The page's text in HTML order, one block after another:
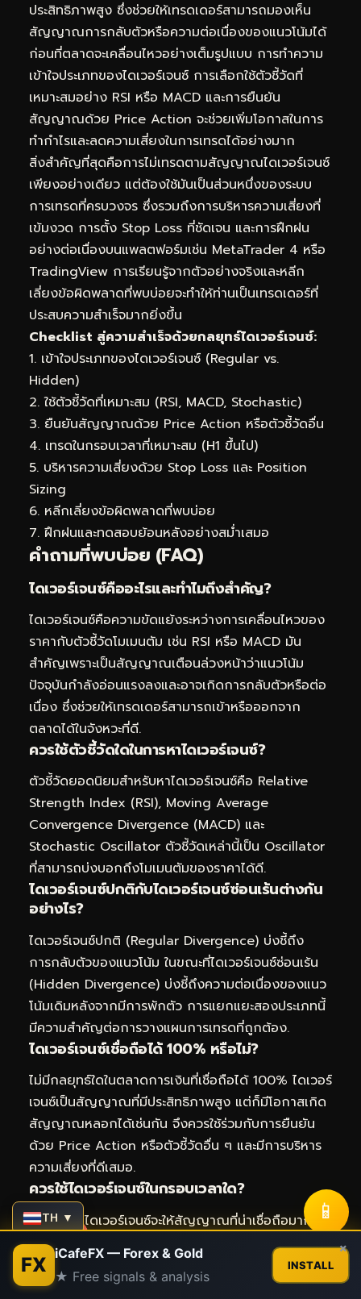
ประสิทธิภาพสูง ซึ่งช่วยให้เทรดเดอร์สามารถมองเห็น
สัญญาณการกลับตัวหรือความต่อเนื่องของแนวโน้มได้
ก่อนที่ตลาดจะเคลื่อนไหวอย่างเต็มรูปแบบ การทำความ
เข้าใจประเภทของไดเวอร์เจนซ์ การเลือกใช้ตัวชี้วัดที่
เหมาะสมอย่าง RSI หรือ MACD และการยืนยัน
สัญญาณด้วย Price Action จะช่วยเพิ่มโอกาสในการ
ทำกำไรและลดความเสี่ยงในการเทรดได้อย่างมาก
สิ่งสำคัญที่สุดคือการไม่เทรดตามสัญญาณไดเวอร์เจนซ์
เพียงอย่างเดียว แต่ต้องใช้มันเป็นส่วนหนึ่งของระบบ
การเทรดที่ครบวงจร ซึ่งรวมถึงการบริหารความเสี่ยงที่
เข้มงวด การตั้ง Stop Loss ที่ชัดเจน และการฝึกฝน
อย่างต่อเนื่องบนแพลตฟอร์มเช่น MetaTrader 4 หรือ
TradingView การเรียนรู้จากตัวอย่างจริงและหลีก
เลี่ยงข้อผิดพลาดที่พบบ่อยจะทำให้ท่านเป็นเทรดเดอร์ที่
ประสบความสำเร็จมากยิ่งขึ้น
Checklist สู่ความสำเร็จด้วยกลยุทธ์ไดเวอร์เจนซ์:
1. เข้าใจประเภทของไดเวอร์เจนซ์ (Regular vs.
Hidden)
2. ใช้ตัวชี้วัดที่เหมาะสม (RSI, MACD, Stochastic)
3. ยืนยันสัญญาณด้วย Price Action หรือตัวชี้วัดอื่น
4. เทรดในกรอบเวลาที่เหมาะสม (H1 ขึ้นไป)
5. บริหารความเสี่ยงด้วย Stop Loss และ Position
Sizing
6. หลีกเลี่ยงข้อผิดพลาดที่พบบ่อย
7. ฝึกฝนและทดสอบย้อนหลังอย่างสม่ำเสมอ
คำถามที่พบบ่อย (FAQ)
ไดเวอร์เจนซ์คืออะไรและทำไมถึงสำคัญ?
ไดเวอร์เจนซ์คือความขัดแย้งระหว่างการเคลื่อนไหวของ
ราคากับตัวชี้วัดโมเมนตัม เช่น RSI หรือ MACD มัน
สำคัญเพราะเป็นสัญญาณเตือนล่วงหน้าว่าแนวโน้ม
ปัจจุบันกำลังอ่อนแรงลงและอาจเกิดการกลับตัวหรือต่อ
เนื่อง ซึ่งช่วยให้เทรดเดอร์สามารถเข้าหรือออกจาก
ตลาดได้ในจังหวะที่ดี.
ควรใช้ตัวชี้วัดใดในการหาไดเวอร์เจนซ์?
ตัวชี้วัดยอดนิยมสำหรับหาไดเวอร์เจนซ์คือ Relative
Strength Index (RSI), Moving Average
Convergence Divergence (MACD) และ
Stochastic Oscillator ตัวชี้วัดเหล่านี้เป็น Oscillator
ที่สามารถบ่งบอกถึงโมเมนตัมของราคาได้ดี.
ไดเวอร์เจนซ์ปกติกับไดเวอร์เจนซ์ซ่อนเร้นต่างกัน
อย่างไร?
ไดเวอร์เจนซ์ปกติ (Regular Divergence) บ่งชี้ถึง
การกลับตัวของแนวโน้ม ในขณะที่ไดเวอร์เจนซ์ซ่อนเร้น
(Hidden Divergence) บ่งชี้ถึงความต่อเนื่องของแนว
โน้มเดิมหลังจากมีการพักตัว การแยกแยะสองประเภทนี้
มีความสำคัญต่อการวางแผนการเทรดที่ถูกต้อง.
ไดเวอร์เจนซ์เชื่อถือได้ 100% หรือไม่?
ไม่มีกลยุทธ์ใดในตลาดการเงินที่เชื่อถือได้ 100% ไดเวอร์
เจนซ์เป็นสัญญาณที่มีประสิทธิภาพสูง แต่ก็มีโอกาสเกิด
สัญญาณหลอกได้เช่นกัน จึงควรใช้ร่วมกับการยืนยัน
ด้วย Price Action หรือตัวชี้วัดอื่น ๆ และมีการบริหาร
ความเสี่ยงที่ดีเสมอ.
ควรใช้ไดเวอร์เจนซ์ในกรอบเวลาใด?
โดยทั่วไป ไดเวอร์เจนซ์จะให้สัญญาณที่น่าเชื่อถือมากขึ้น
ในกรอบเวลาที่ใหญ่ขึ้น เช่น H1 (1 ชั่วโมง), H4 (4
ชั่วโมง) หรือ D1 (รายวัน) เนื่องจากสัญญาณรบกวน
(noise) ในกรอบเวลาที่สั้นกว่าจะน้อยกว่า ทำให้การ
TH ▼ 📱
FX iCafeFX — Forex & Gold
★ Free signals & analysis
INSTALL
×
Contact us
Open